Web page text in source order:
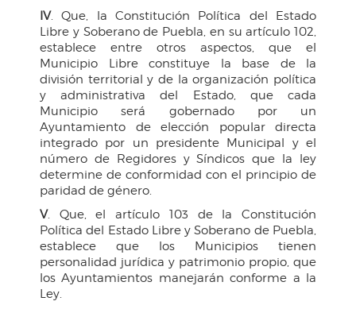
IV. Que, la Constitución Política del Estado
Libre y Soberano de Puebla, en su artículo 102,
establece entre otros aspectos, que el
Municipio Libre constituye la base de la
división territorial y de la organización política
y administrativa del Estado, que cada
Municipio será gobernado por un
Ayuntamiento de elección popular directa
integrado por un presidente Municipal y el
número de Regidores y Síndicos que la ley
determine de conformidad con el principio de
paridad de género.
V. Que, el artículo 103 de la Constitución
Política del Estado Libre y Soberano de Puebla,
establece que los Municipios tienen
personalidad jurídica y patrimonio propio, que
los Ayuntamientos manejarán conforme a la
Ley.